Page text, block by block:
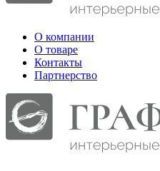
О компании
О товаре
Контакты
Партнерcтво